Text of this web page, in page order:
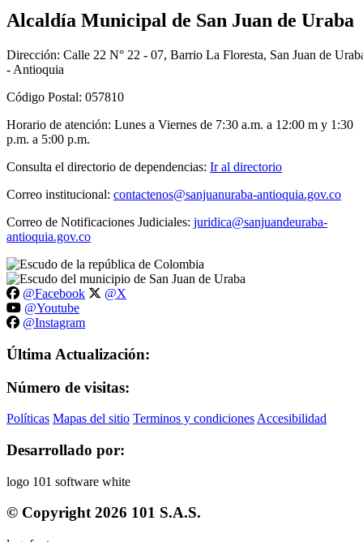
Alcaldía Municipal de San Juan de Uraba
Dirección: Calle 22 N° 22 - 07, Barrio La Floresta, San Juan de
- Antioquia
Código Postal: 057810
Horario de atención: Lunes a Viernes de 7:30 a.m. a 12:00 m y 1:30
p.m. a 5:00 p.m.
Consulta el directorio de dependencias: Ir al directorio
Correo institucional: contactenos@sanjuanuraba-antioquia.gov.co
Correo de Notificaciones Judiciales: juridica@sanjuandeuraba-
antioquia.gov.co
@Facebook
@X
@Youtube
@Instagram
Última Actualización:
Número de visitas:
Políticas Mapas del sitio Terminos y condiciones Accesibilidad
Desarrollado por:
© Copyright2026 101 S.A.S.